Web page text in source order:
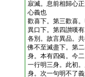
寂滅。息前相歸心
心義也
歡喜下。第三歡喜
異口下。第四讃嘆
各別。故言異品。
佛不至滅盡下。第
身。本有四偈。今
一行明三身。此初
身。次一句明不了